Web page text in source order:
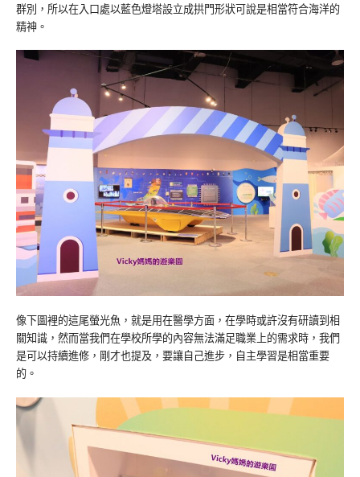
群別，所以在入口處以藍色燈塔設立成拱門形狀可說是相當符合海洋的
精神。
像下圖裡的這尾螢光魚，就是用在醫學方面，在學時或許沒有研讀到相
關知識，然而當我們在學校所學的內容無法滿足職業上的需求時，我們
是可以持續進修，剛才也提及，要讓自己進步，自主學習是相當重要
的。